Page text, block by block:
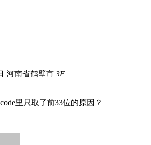
河南省鹤壁市 3F
里只取了前33位的原因？